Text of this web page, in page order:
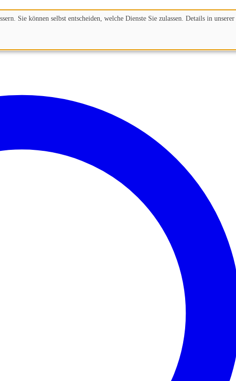
Sie können selbst entscheiden, welche Dienste Sie zulassen. Details in unserer